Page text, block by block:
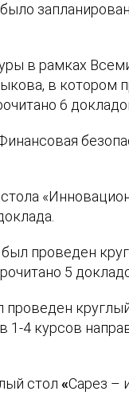
в рамках
в котором
6
проведен
5
1-4 курсов
стол«Сарез –